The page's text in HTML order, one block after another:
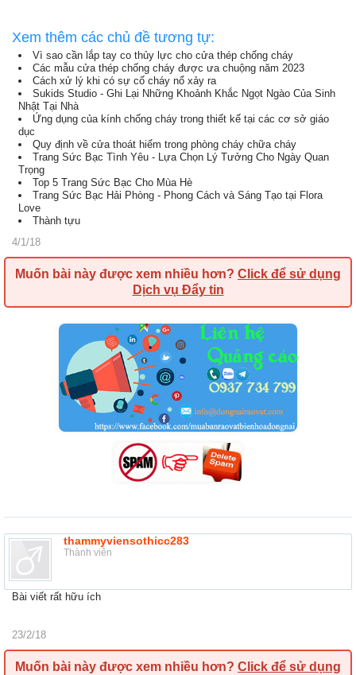
Xem thêm các chủ đề tương tự:
Vì sao cần lắp tay co thủy lực cho cửa thép chống cháy
Các mẫu cửa thép chống cháy được ưa chuộng năm 2023
Cách xử lý khi có sự cố cháy nổ xảy ra
Sukids Studio - Ghi Lại Những Khoảnh Khắc Ngọt Ngào Của Sinh
Nhật Tại Nhà
Ứng dụng của kính chống cháy trong thiết kế tại các cơ sở giáo
dục
Quy định về cửa thoát hiểm trong phòng cháy chữa cháy
Trang Sức Bạc Tình Yêu - Lựa Chọn Lý Tưởng Cho Ngày Quan
Trọng
Top 5 Trang Sức Bạc Cho Mùa Hè
Trang Sức Bạc Hải Phòng - Phong Cách và Sáng Tạo tại Flora
Love
Thành tựu
4/1/18
Muốn bài này được xem nhiều hơn? Click để sử dụng
Dịch vụ Đẩy tin
thammyviensothicc283
Thành viên
Bài viết rất hữu ích
23/2/18
Muốn bài này được xem nhiều hơn? Click để sử dụng